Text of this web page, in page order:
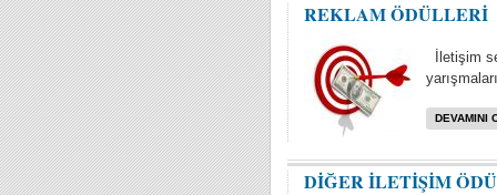
REKLAM ÖDÜLLERİ
İletişim
DEVAMINI
DİĞER İLETİŞİM